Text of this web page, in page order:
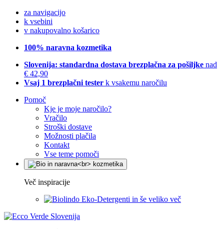
za navigacijo
k vsebini
v nakupovalno košarico
100% naravna kozmetika
Slovenija: standardna dostava brezplačna za pošiljke nad
€ 42,90
Vsaj 1 brezplačni tester k vsakemu naročilu
Pomoč
Kje je moje naročilo?
Vračilo
Stroški dostave
Možnosti plačila
Kontakt
Vse teme pomoči
Več inspiracije
Eko-Detergenti in še veliko več